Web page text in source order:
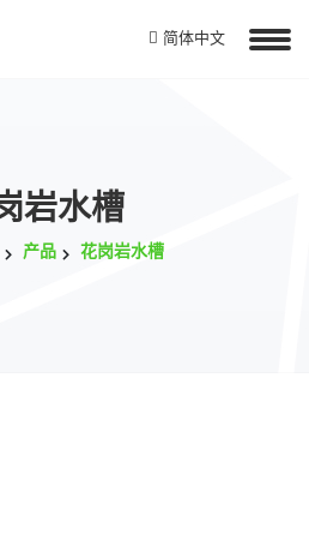
简体中文
岩水槽
产品 花岗岩水槽